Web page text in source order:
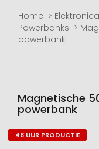
Home Elektronica
Powerbanks
powerbank
Magnetische
powerbank
Naar
48 UUR PRODUCTIE